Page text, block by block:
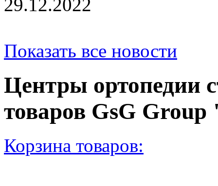
29.12.2022
Показать все новости
Центры ортопедии
товаров GsG
Корзина товаров: